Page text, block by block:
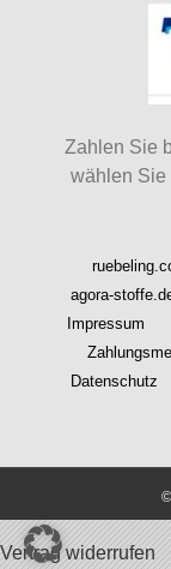
Zahlen Sie
wählen Sie
agora-
Impressum
Datenschutz
©
Vertrag widerrufen